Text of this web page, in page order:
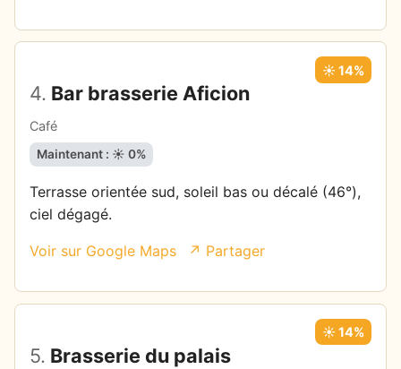
4. Bar brasserie Aficion
Café
☀️ 14%
Maintenant : ☀️ 0%
Terrasse orientée sud, soleil bas ou décalé (46°),
ciel dégagé.
Voir sur Google Maps ↗ Partager
5. Brasserie du palais
☀️ 14%